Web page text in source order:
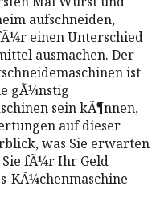
aufschneiden,
einen Unterschied
ausmachen. Der
ist
gÃ¼nstig
sein kÃ¶nnen,
auf dieser
was Sie erwarten
Sie fÃ¼r Ihr Geld
KÃ¼chenmaschine